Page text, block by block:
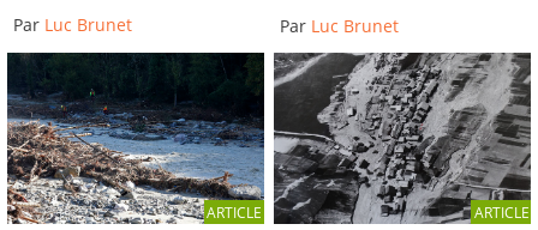
Par Luc Brunet
Par Luc Brunet
ARTICLE ARTICLE